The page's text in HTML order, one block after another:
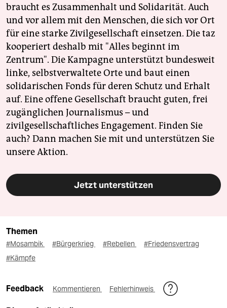
braucht es Zusammenhalt und Solidarität. Auch
und vor allem mit den Menschen, die sich vor Ort
für eine starke Zivilgesellschaft einsetzen. Die taz
kooperiert deshalb mit "Alles beginnt im
Zentrum". Die Kampagne unterstützt bundesweit
linke, selbstverwaltete Orte und baut einen
solidarischen Fonds für deren Schutz und Erhalt
auf. Eine offene Gesellschaft braucht guten, frei
zugänglichen Journalismus – und
zivilgesellschaftliches Engagement. Finden Sie
auch? Dann machen Sie mit und unterstützen Sie
unsere Aktion.
Jetzt unterstützen
Themen
#Mosambik #Bürgerkrieg #Rebellen
#Friedensvertrag
#Kämpfe
Feedback Kommentieren Fehlerhinweis